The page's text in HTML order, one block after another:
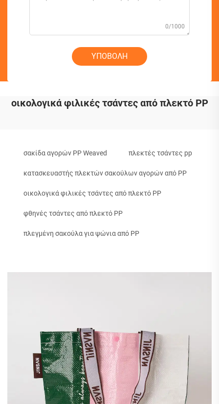
0/1000
ΥΠΟΒΟΛΗ
οικολογικά φιλικές τσάντες από πλεκτό PP
σακίδα αγορών PP Weaved πλεκτές τσάντες pp
κατασκευαστής πλεκτών σακούλων αγορών από PP
οικολογικά φιλικές τσάντες από πλεκτό PP
φθηνές τσάντες από πλεκτό PP
πλεγμένη σακούλα για ψώνια από PP